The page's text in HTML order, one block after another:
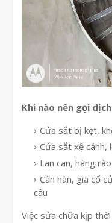
Khi nào nên gọi
Cửa sắt bị kẹt,
Cửa sắt xệ cánh,
Lan can, hàng
Cần hàn, gia cố
cầu
Việc sửa chữa kịp